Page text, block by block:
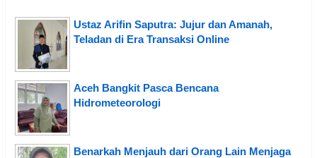
Ustaz Arifin Saputra: Jujur dan Amanah,
Teladan di Era Transaksi Online
Aceh Bangkit Pasca Bencana
Hidrometeorologi
Benarkah Menjauh dari Orang Lain Menjaga